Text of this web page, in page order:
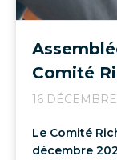
Comité
16
Le Comité
décembre